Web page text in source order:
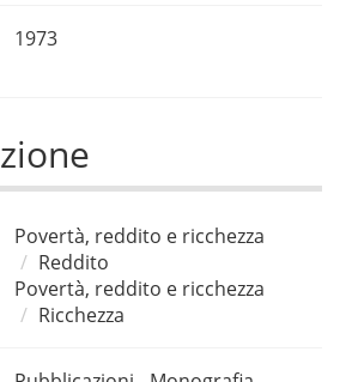
1973
Povertà, reddito e ricchezza
Reddito
Povertà, reddito e ricchezza
Ricchezza